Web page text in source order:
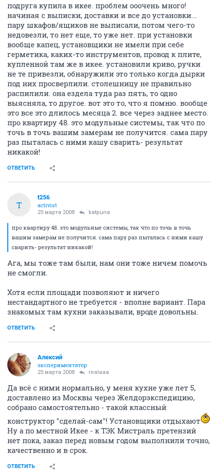
подруга купила в икее. проблем ооочень много!
начиная с выписки, доставки и все до установки...
пару шкафов/ящиков не выписали, потом чего-то
недовезли, то нет еще, то уже нет. при установки
вообще капец, установщики не имели при себе
герметика, каких-то инструментов, провод к плите,
купленной там же в икее. установили криво, ручки
не те привезли, обнаружили это только когда дырки
под них просверлили. столешницу не правильно
распилили. она ездела туда раз пять, то одно
выясняла, то другое. вот это то, что я помню. вообще
это все это длилось месяца 2. все через заднее место.
про квартиру 48. это модульные системы, так что по
точь в точь вашим замерам не получится. сама пару
раз пыталась с ними кашу сварить- результат
никакой!
ОТВЕТИТЬ
T
t256
activist
25 марта 2008 katpuna
про квартиру 48. это модульные системы, так что по точь в точь
вашим замерам не получится. сама пару раз пыталась с ними кашу
сварить- результат никакой!
Ага, мы тоже там были, нам они тоже ничем помочь
не смогли.
Хотя если площади позволяют и ничего
нестандартного не требуется - вполне вариант. Пара
знакомых там кухни заказывали, вроде довольны.
ОТВЕТИТЬ
Алексий
экспериментатор
25 марта 2008 realaaa
Да всё с ними нормально, у меня кухне уже лет 5,
доставлено из Москвы через Желдорэкспедицию,
собрано самостоятельно - такой классный
конструктор "сделай-сам"! Установщики отдыхают
Ну а по местной Икее - к ТЭК Мистраль претензий
нет пока, заказ перед новым годом выполнили точно,
качественно и в срок.
ОТВЕТИТЬ